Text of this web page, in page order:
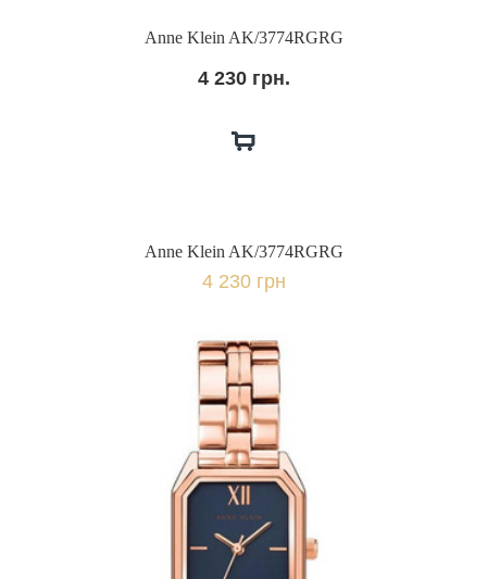
Anne Klein AK/3774RGRG
4 230 грн.
Anne Klein AK/3774RGRG
4 230 грн